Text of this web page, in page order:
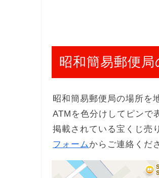
昭和簡易郵便局
昭和簡易郵便局の場所を
ATMを色分けしてピンで
掲載されている宝くじ売
フォーム からご連絡くだ